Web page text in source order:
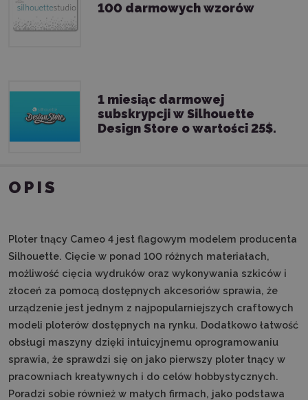
100 darmowych wzorów
1 miesiąc darmowej
subskrypcji w Silhouette
Design Store o wartości 25$.
OPIS
Ploter tnący Cameo 4 jest flagowym modelem producenta
Silhouette. Cięcie w ponad 100 różnych materiałach,
możliwość cięcia wydruków oraz wykonywania szkiców i
złoceń za pomocą dostępnych akcesoriów sprawia, że
urządzenie jest jednym z najpopularniejszych craftowych
modeli ploterów dostępnych na rynku. Dodatkowo łatwość
obsługi maszyny dzięki intuicyjnemu oprogramowaniu
sprawia, że sprawdzi się on jako pierwszy ploter tnący w
pracowniach kreatywnych i do celów hobbystycznych.
Poradzi sobie również w małych firmach, jako podstawa